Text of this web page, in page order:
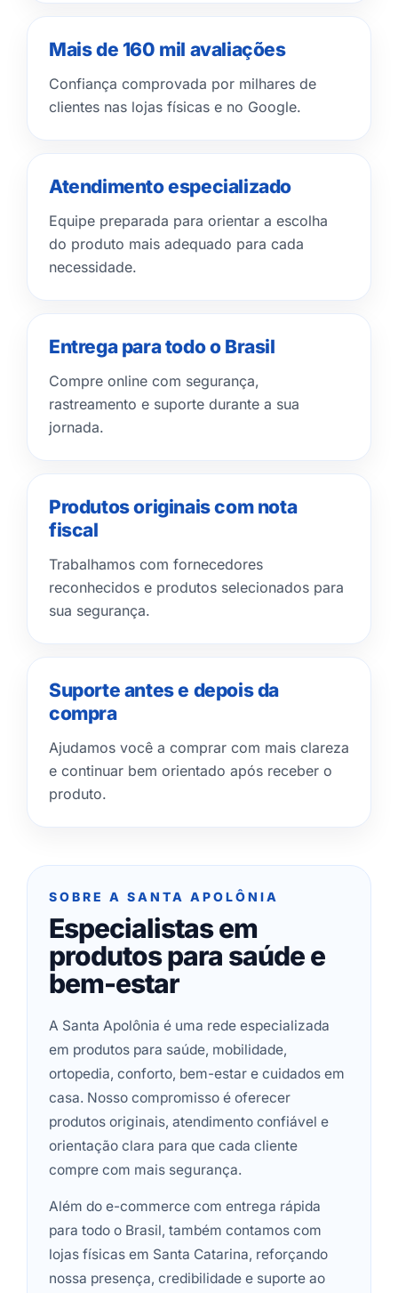
Mais de 160 mil avaliações
Confiança comprovada por milhares de
clientes nas lojas físicas e no Google.
Atendimento especializado
Equipe preparada para orientar a escolha
do produto mais adequado para cada
necessidade.
Entrega para todo o Brasil
Compre online com segurança,
rastreamento e suporte durante a sua
jornada.
Produtos originais com nota
fiscal
Trabalhamos com fornecedores
reconhecidos e produtos selecionados para
sua segurança.
Suporte antes e depois da
compra
Ajudamos você a comprar com mais clareza
e continuar bem orientado após receber o
produto.
SOBRE A SANTA APOLÔNIA
Especialistas em
produtos para saúde e
bem-estar
A Santa Apolônia é uma rede especializada
em produtos para saúde, mobilidade,
ortopedia, conforto, bem-estar e cuidados em
casa. Nosso compromisso é oferecer
produtos originais, atendimento confiável e
orientação clara para que cada cliente
compre com mais segurança.
Além do e-commerce com entrega rápida
para todo o Brasil, também contamos com
lojas físicas em Santa Catarina, reforçando
nossa presença, credibilidade e suporte ao